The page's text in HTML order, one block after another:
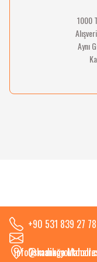
1000
Aynı
+90 531 839 27 78
Osmanağa